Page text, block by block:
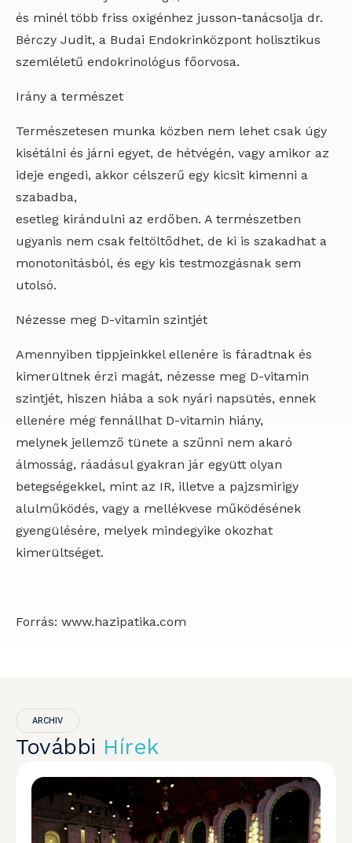
és minél több friss oxigénhez jusson-tanácsolja dr.
Bérczy Judit, a Budai Endokrinközpont holisztikus
szemléletű endokrinológus főorvosa.
Irány a természet
Természetesen munka közben nem lehet csak úgy
kisétálni és járni egyet, de hétvégén, vagy amikor az
ideje engedi, akkor célszerű egy kicsit kimenni a
szabadba,
esetleg kirándulni az erdőben. A természetben
ugyanis nem csak feltöltődhet, de ki is szakadhat a
monotonitásból, és egy kis testmozgásnak sem
utolsó.
Nézesse meg D-vitamin szintjét
Amennyiben tippjeinkkel ellenére is fáradtnak és
kimerültnek érzi magát, nézesse meg D-vitamin
szintjét, hiszen hiába a sok nyári napsütés, ennek
ellenére még fennállhat D-vitamin hiány,
melynek jellemző tünete a szűnni nem akaró
álmosság, ráadásul gyakran jár együtt olyan
betegségekkel, mint az IR, illetve a pajzsmirigy
alulműködés, vagy a mellékvese működésének
gyengülésére, melyek mindegyike okozhat
kimerültséget.
Forrás: www.hazipatika.com
ARCHIV
További Hírek